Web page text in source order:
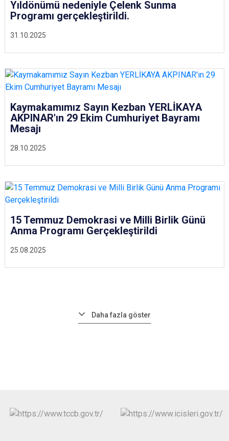
31.10.2025
Yıldönümü nedeniyle Çelenk Sunma
Programı gerçekleştirildi.
28.10.2025
Kaymakamımız Sayın Kezban YERLİKAYA
AKPINAR'ın 29 Ekim Cumhuriyet Bayramı
Mesajı
25.08.2025
15 Temmuz Demokrasi ve Milli Birlik Günü
Anma Programı Gerçekleştirildi
Daha fazla göster